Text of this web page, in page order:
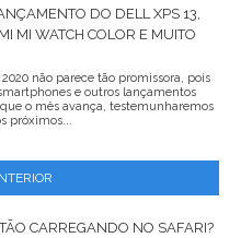
DO DELL XPS 13,
MI WATCH COLOR E MUITO
não parece tão promissora, pois
e outros lançamentos
o mês avança, testemunharemos
próximos...
CARREGANDO NO SAFARI?